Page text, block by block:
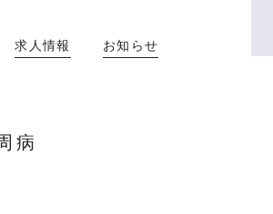
求人情報 お知らせ
病